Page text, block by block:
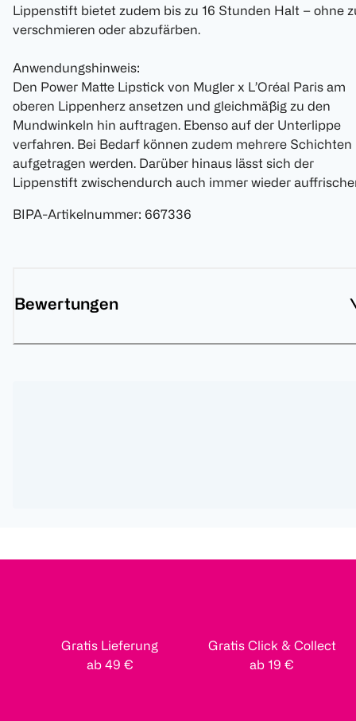
Lippenstift bietet zudem bis zu 16 Stunden Halt – ohne
verschmieren oder abzufärben.
Anwendungshinweis:
Den Power Matte Lipstick von Mugler x L’Oréal Paris am
oberen Lippenherz ansetzen und gleichmäßig zu den
Mundwinkeln hin auftragen. Ebenso auf der Unterlippe
verfahren. Bei Bedarf können zudem mehrere Schichten
aufgetragen werden. Darüber hinaus lässt sich der
Lippenstift zwischendurch auch immer wieder
BIPA-Artikelnummer: 667336
Bewertungen
Gratis Lieferung
ab 49 €
Gratis Click & Collect
ab 19 €